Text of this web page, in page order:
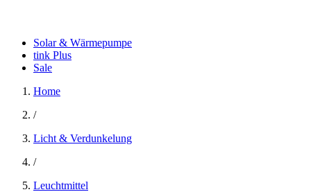
Solar & Wärmepumpe
tink Plus
Sale
Home
/
Licht & Verdunkelung
/
Leuchtmittel